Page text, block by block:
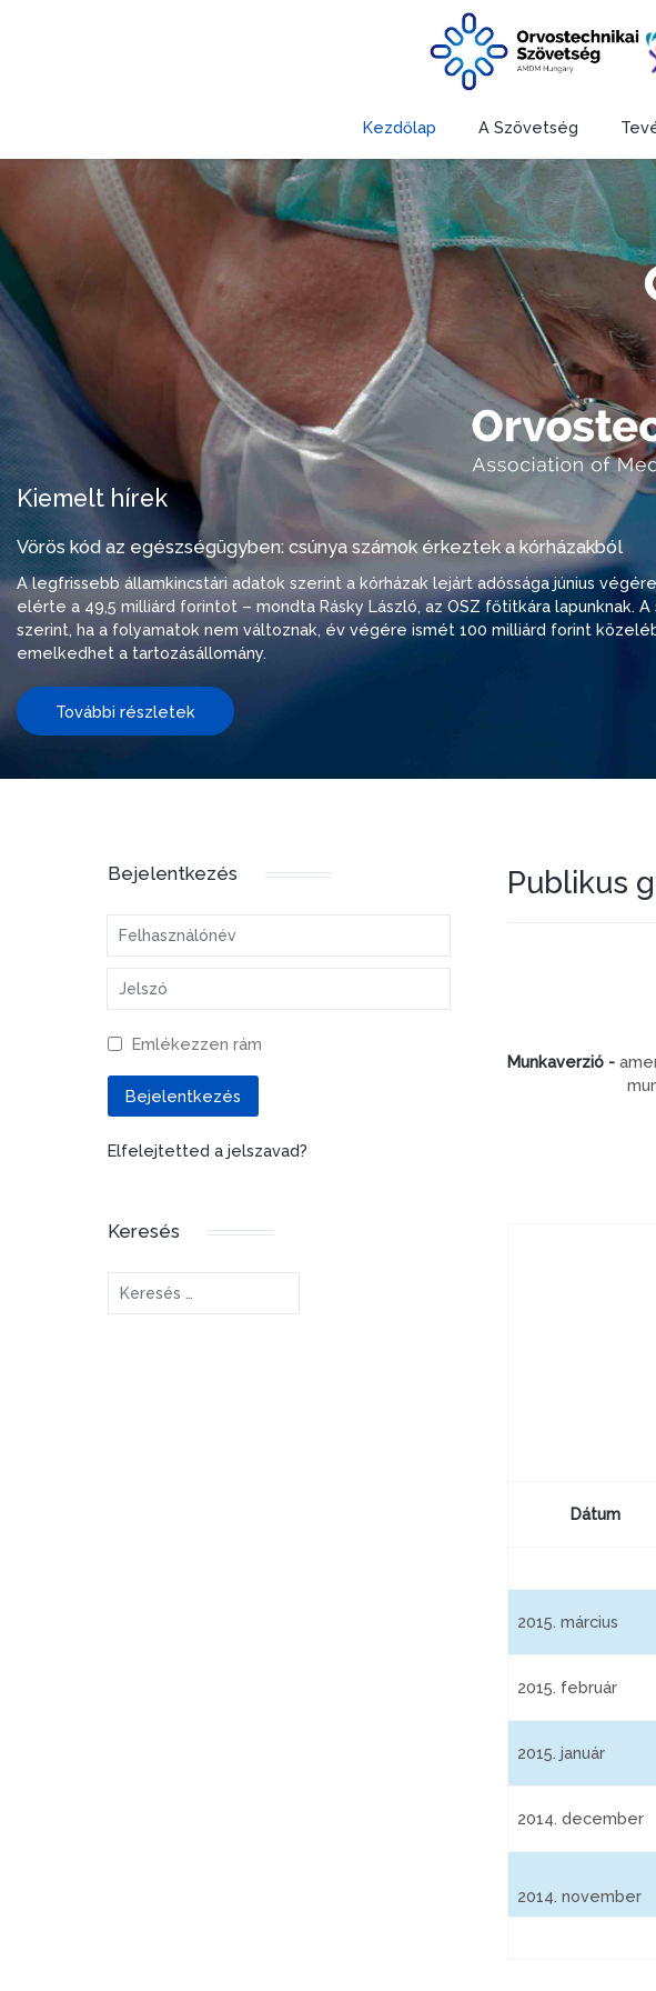
Kezdőlap A Szövetség
Kiemelt hírek
Vörös kód az egészségügyben: csúnya számok érkeztek a kórházakból
A legfrissebb államkincstári adatok szerint a kórházak lejárt adóssága június
elérte a 49,5 milliárd forintot – mondta Rásky László, az OSZ főtitkára lapunknak.
szerint, ha a folyamatok nem változnak, év végére ismét 100 milliárd forint
emelkedhet a tartozásállomány.
További részletek
Bejelentkezés
Felhasználónév
Jelszó
Emlékezzen rám
Bejelentkezés
Elfelejtetted a jelszavad?
Keresés
Keresés...
Publikus
Munkaverzió -
Dátum
2015. március
2015. február
2015. január
2014. december
2014. november